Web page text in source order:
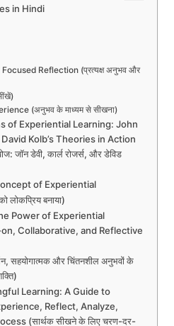
in Hindi
Reflection (प्रत्यक्ष अनुभव और
(अनुभव के माध्यम से सीखना)
of Experiential Learning: John
Kolb’s Theories in Action
जॉन डेवी, कार्ल रोजर्स, और डेविड
of Experiential
लोकप्रिय बनाया)
Power of Experiential
Collaborative, and Reflective
सहयोगात्मक और चिंतनशील अनुभवों के
Learning: A Guide to
Reflect, Analyze,
(सार्थक सीखने के लिए चरण-दर-